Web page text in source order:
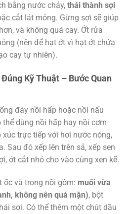
bằng nước chảy, thái thành sợi
cắt lát mỏng. Gừng sợi sẽ giúp
và không quá cay. Ớt rửa
(nên để hạt ớt vì hạt ớt chứa
cay tự nhiên).
Đúng Kỹ Thuật – Bước Quan
đáy nồi hấp hoặc nồi nấu
dùng nồi hấp hay nồi cơm
trực tiếp với hơi nước nóng,
Sau đó xếp lên trên sả, xếp sen
ớt cắt nhỏ cho vào cùng xen kẽ.
ốc và trong nồi gồm: muối vừa
không nên quá mặn), bột
sợi. Có thể thêm một chút dầu